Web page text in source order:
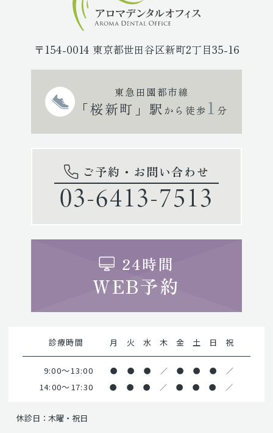
〒154-0014 東京都世田谷区新町2丁目35-16
東急田園都市線
「桜新町」駅 から徒歩 1 分
ご予約・お問い合わせ
03-6413-7513
24時間
WEB予約
診療時間 月 火 水 木 金 土 日 祝
9:00～13:00 ● ● ● ／ ● ● ● ／
14:00～17:30 ● ● ● ／ ● ● ● ／
休診日：木曜・祝日